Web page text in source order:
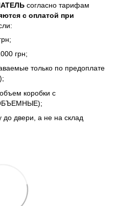
согласно тарифам
с оплатой при
грн;
только по предоплате
коробки с
до двери, а не на склад